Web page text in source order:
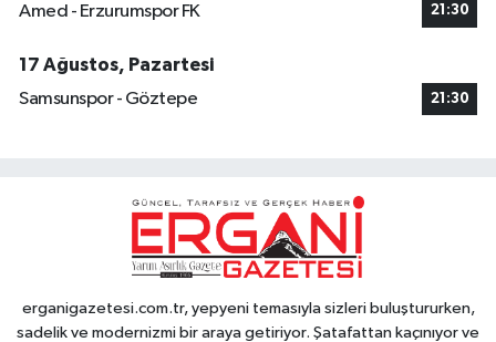
Amed - Erzurumspor FK 21:30
17 Ağustos, Pazartesi
Samsunspor - Göztepe
21:30
erganigazetesi.com.tr, yepyeni temasıyla sizleri buluştururken,
sadelik ve modernizmi bir araya getiriyor. Şatafattan kaçınıyor ve